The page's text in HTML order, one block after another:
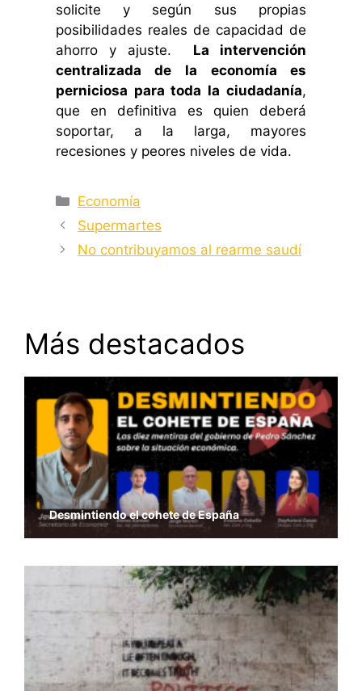
solicite y según sus propias
posibilidades reales de capacidad de
ahorro y ajuste. La intervención
centralizada de la economía es
perniciosa para toda la ciudadanía,
que en definitiva es quien deberá
soportar, a la larga, mayores
recesiones y peores niveles de vida.
Categorías
Economía
Supermartes
No contribuyamos al rearme saudí
Más destacados
Desmintiendo el cohete de España